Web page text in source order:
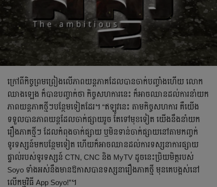
ក្រៅពីកិច្ចព្រមព្រៀងលើភាពយន្តភាគដែលបានចាក់បញ្ចាំងហើយ លោក
ឈាងឡេង ក៏បានបញ្ចាក់ថា កិច្ចសហការនេះ ក៏អាចឈានដល់ការនាំយក
ភាពយន្តភាគថ្មីៗបន្ថែមទៀតដែរ។ “ឥឡូវនេះ តាមកិច្ចសហការ គឺយើង
ទទួលបានភាពយន្តដែលចាក់ផ្សាយរួច តែទៅមុខទៀត យើងនឹងនាំយក
រឿងភាគថ្មីៗ ដែលកំពុងចាក់ផ្សាយ ឬមិនទាន់ចាក់ផ្សាយនៅតាមកញ្ចក់
ទូរទស្សន៍មកបន្ថែមទៀត ហើយក៏អាចឈានដល់ការទស្សនាការផ្សាយ
ផ្ទាល់របស់ទូរទស្សន៍ CTN, CNC និង MyTV ដូចនេះប្រិយមិត្តរបស់
Soyo ទាំងអស់នឹងមានឱកាសបានទស្សនារឿងភាគថ្មី មុនគេបង្អស់នៅ
លើកម្មវិធី App Soyo!”។